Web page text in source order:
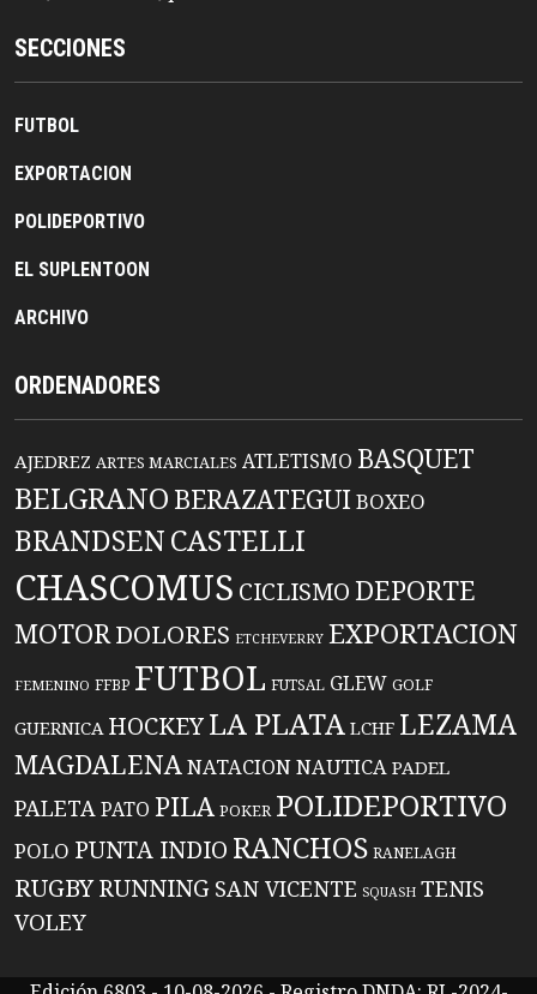
SECCIONES
FUTBOL
EXPORTACION
POLIDEPORTIVO
EL SUPLENTOON
ARCHIVO
ORDENADORES
AJEDREZ ARTES MARCIALES ATLETISMO BASQUET
BELGRANO BERAZATEGUIBOXEO
BRANDSENCASTELLI
CHASCOMUS CICLISMO DEPORTE
MOTORDOLORES ETCHEVERRY EXPORTACION
FEMENINO FFBP FUTBOL FUTSAL GLEW GOLF
GUERNICA HOCKEYLA PLATA LCHF LEZAMA
MAGDALENANATACIONNAUTICA PADEL
PALETAPATO PILA POKER POLIDEPORTIVO
POLO PUNTA INDIO RANCHOS RANELAGH
RUGBYRUNNING SAN VICENTE SQUASH TENIS
VOLEY